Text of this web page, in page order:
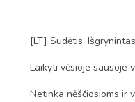
[LT] Sudėtis:
Laikyti vėsioje sausoje
Netinka nėščiosioms ir